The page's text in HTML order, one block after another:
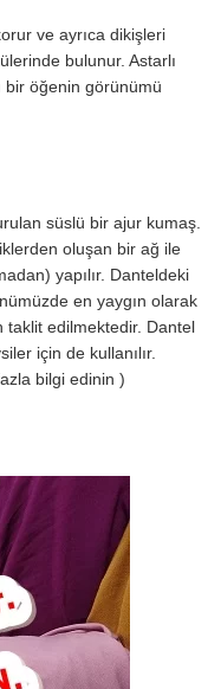
ve ayrıca dikişleri
bulunur. Astarlı
bir öğenin görünümü
süslü bir ajur kumaş.
oluşan bir ağ ile
yapılır. Danteldeki
en yaygın olarak
taklit edilmektedir. Dantel
için de kullanılır.
bilgi edinin )